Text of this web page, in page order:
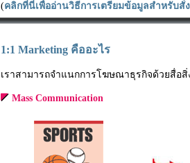
(คลิกที่นี่เพื่ออ่านวิธีการเตรียมข้อมูลสำหรับสั่
1:1 Marketing คืออะไร
เราสามารถจำแนกการโฆษณาธุรกิจด้วยสื่อ
Mass Communication